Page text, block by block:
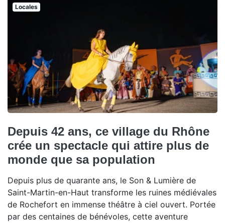
Locales
Depuis 42 ans, ce village du Rhône
crée un spectacle qui attire plus de
monde que sa population
Depuis plus de quarante ans, le Son & Lumière de
Saint-Martin-en-Haut transforme les ruines médiévales
de Rochefort en immense théâtre à ciel ouvert. Portée
par des centaines de bénévoles, cette aventure